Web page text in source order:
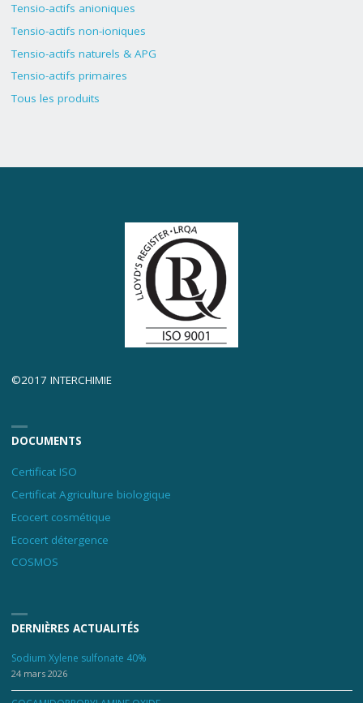
Tensio-actifs anioniques
Tensio-actifs non-ioniques
Tensio-actifs naturels & APG
Tensio-actifs primaires
Tous les produits
©2017 INTERCHIMIE
DOCUMENTS
Certificat ISO
Certificat Agriculture biologique
Ecocert cosmétique
Ecocert détergence
COSMOS
DERNIÈRES ACTUALITÉS
Sodium Xylene sulfonate 40%
24 mars 2026